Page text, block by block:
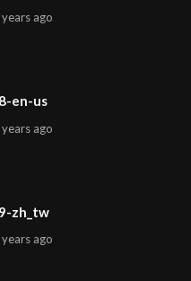
years ago
en-us
years ago
zh_tw
years ago